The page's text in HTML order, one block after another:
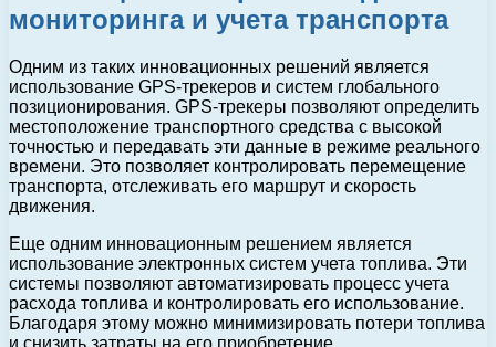
мониторинга и учета транспорта
Одним из таких инновационных решений является
использование GPS-трекеров и систем глобального
позиционирования. GPS-трекеры позволяют определить
местоположение транспортного средства с высокой
точностью и передавать эти данные в режиме реального
времени. Это позволяет контролировать перемещение
транспорта, отслеживать его маршрут и скорость
движения.
Еще одним инновационным решением является
использование электронных систем учета топлива. Эти
системы позволяют автоматизировать процесс учета
расхода топлива и контролировать его использование.
Благодаря этому можно минимизировать потери топлива
и снизить затраты на его приобретение.